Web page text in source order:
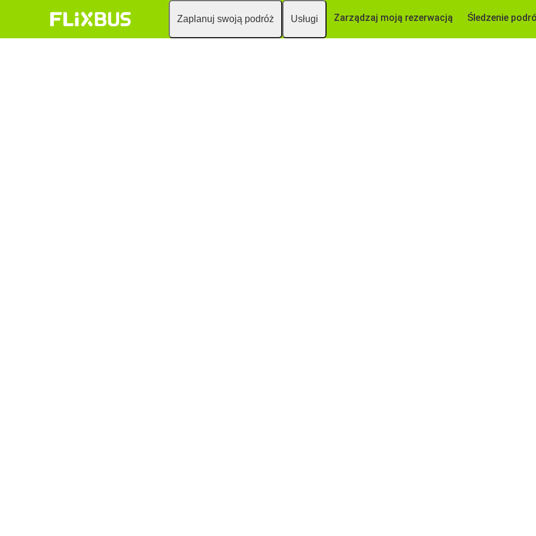
Zaplanuj swoją podróż Usługi Zarządzaj moją rezerwacją Śledzenie